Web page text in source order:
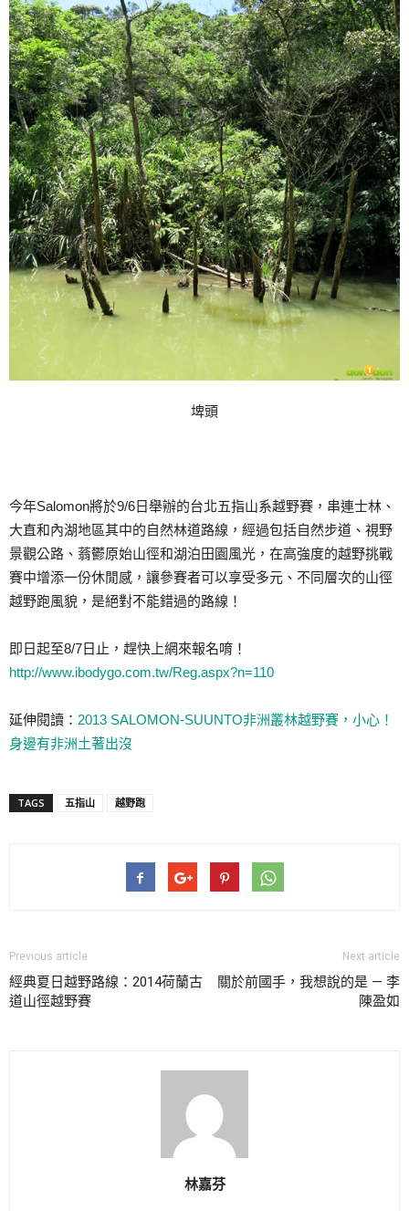
埤頭
今年Salomon將於9/6日舉辦的台北五指山系越野賽，串連士林、
大直和內湖地區其中的自然林道路線，經過包括自然步道、視野
景觀公路、蓊鬱原始山徑和湖泊田園風光，在高強度的越野挑戰
賽中增添一份休閒感，讓參賽者可以享受多元、不同層次的山徑
越野跑風貌，是絕對不能錯過的路線！
即日起至8/7日止，趕快上網來報名唷！
http://www.ibodygo.com.tw/Reg.aspx?n=110
延伸閱讀： 2013 SALOMON-SUUNTO非洲叢林越野賽，小心！
身邊有非洲土著出沒
TAGS 五指山 越野跑
Previous article
經典夏日越野路線：2014荷蘭古
道山徑越野賽
Next article
關於前國手，我想說的是 — 李
陳盈如
林嘉芬